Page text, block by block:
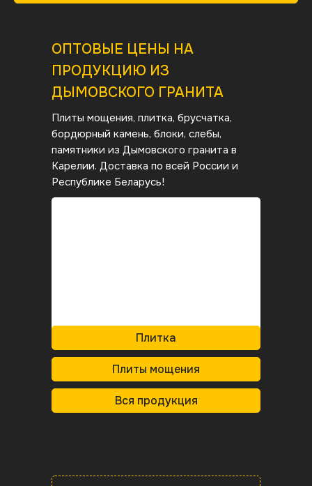
ОПТОВЫЕ ЦЕНЫ НА
ПРОДУКЦИЮ ИЗ
ДЫМОВСКОГО ГРАНИТА
Плиты мощения, плитка, брусчатка,
бордюрный камень, блоки, слебы,
памятники из Дымовского гранита в
Карелии. Доставка по всей России и
Республике Беларусь!
Вся продукция
Плитка
Плиты мощения